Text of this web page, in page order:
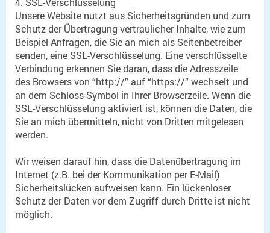
Unsere Website nutzt aus Sicherheitsgründen und zum
Schutz der Übertragung vertraulicher Inhalte, wie zum
Beispiel Anfragen, die Sie an mich als Seitenbetreiber
senden, eine SSL-Verschlüsselung. Eine verschlüsselte
Verbindung erkennen Sie daran, dass die Adresszeile
des Browsers von “http://” auf “https://” wechselt und
an dem Schloss-Symbol in Ihrer Browserzeile. Wenn die
SSL-Verschlüsselung aktiviert ist, können die Daten, die
Sie an mich übermitteln, nicht von Dritten mitgelesen
werden.
Wir weisen darauf hin, dass die Datenübertragung im
Internet (z.B. bei der Kommunikation per E-Mail)
Sicherheitslücken aufweisen kann. Ein lückenloser
Schutz der Daten vor dem Zugriff durch Dritte ist nicht
möglich.